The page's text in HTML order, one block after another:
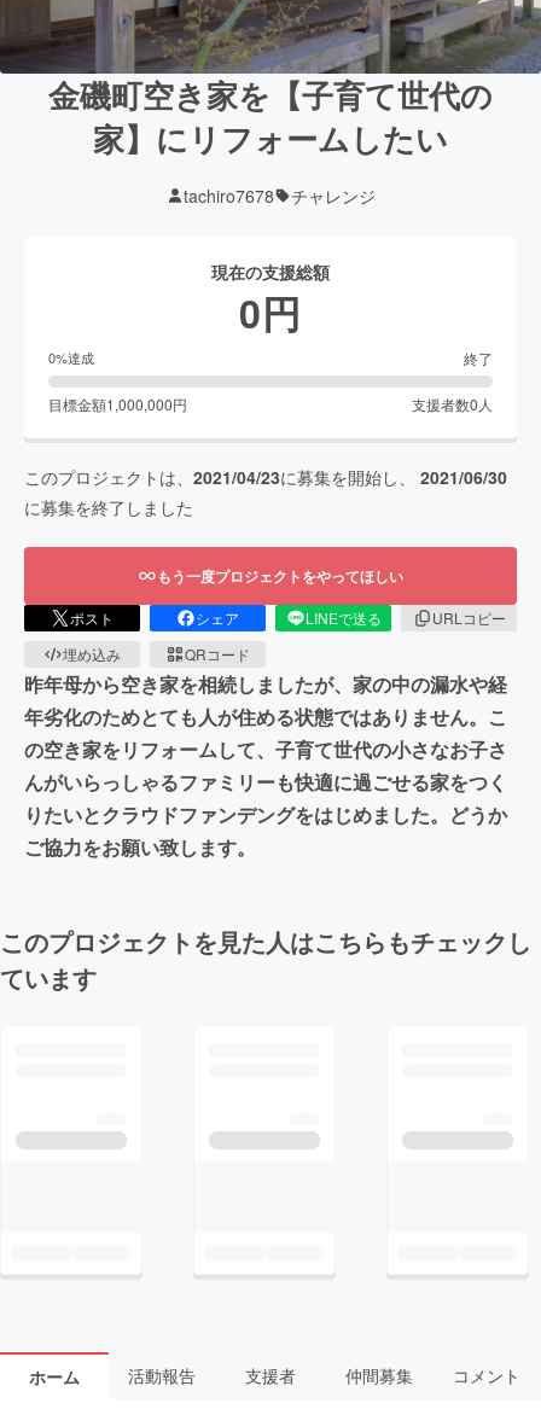
金磯町空き家を【子育て世代の
家】にリフォームしたい
tachiro7678 チャレンジ
現在の支援総額
0円
0%達成 終了
目標金額1,000,000円 支援者数0 人
このプロジェクトは、 2021/04/23に募集を開始し、 2021/06/30
に募集を終了しました
もう一度プロジェクトをやってほしい
ポスト シェア LINEで送る
URLコピー
埋め込み
QRコード
昨年母から空き家を相続しましたが、家の中の漏水や経
年劣化のためとても人が住める状態ではありません。こ
の空き家をリフォームして、子育て世代の小さなお子さ
んがいらっしゃるファミリーも快適に過ごせる家をつく
りたいとクラウドファンデングをはじめました。どうか
ご協力をお願い致します。
このプロジェクトを見た人はこちらもチェックし
ています
ホーム 活動報告 支援者 仲間募集 コメント